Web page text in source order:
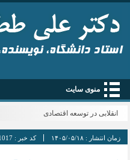
استاد دانشگاه،
منوی سایت
انقلابی در توسعه اقتصادی
زمان انتشار : ۱۴۰۵/۰۵/۱۸ کد خبر :